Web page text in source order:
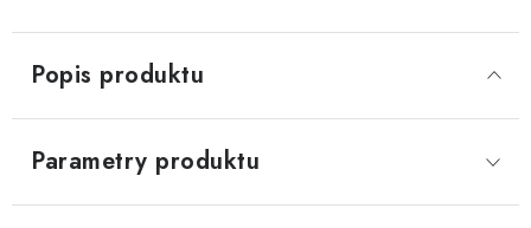
Popis produktu
Parametry produktu